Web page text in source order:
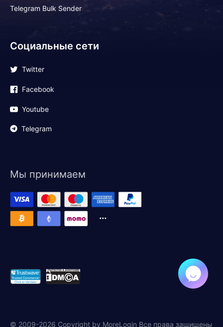
Telegram Bulk Sender
Социальные сети
Twitter
Facebook
Youtube
Telegram
Мы принимаем
© 2009-2026 Copyright by MoreLogin Все права защищены